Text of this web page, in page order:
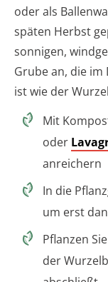
oder als
späten Herbst
sonnigen,
Grube an, die
ist wie der
Mit
oder
anreichern
In die
um erst
Pflanzen
der